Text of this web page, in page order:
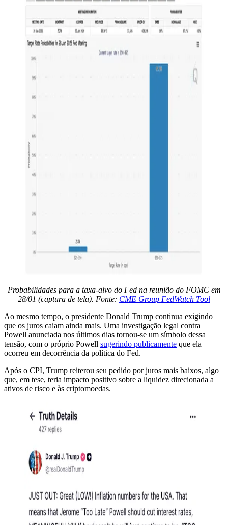
Probabilidades para a taxa-alvo do Fed na reunião do FOMC em
28/01 (captura de tela). Fonte: CME Group FedWatch Tool
Ao mesmo tempo, o presidente Donald Trump continua exigindo
que os juros caiam ainda mais. Uma investigação legal contra
Powell anunciada nos últimos dias tornou-se um símbolo dessa
tensão, com o próprio Powell sugerindo publicamente que ela
ocorreu em decorrência da política do Fed.
Após o CPI, Trump reiterou seu pedido por juros mais baixos, algo
que, em tese, teria impacto positivo sobre a liquidez direcionada a
ativos de risco e às criptomoedas.